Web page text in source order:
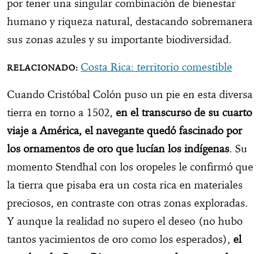
por tener una singular combinación de bienestar
humano y riqueza natural, destacando sobremanera
sus zonas azules y su importante biodiversidad.
Costa Rica: territorio comestible
Cuando Cristóbal Colón puso un pie en esta diversa
tierra en torno a 1502, en el transcurso de su cuarto
viaje a América, el navegante quedó fascinado por
los ornamentos de oro que lucían los indígenas. Su
momento Stendhal con los oropeles le confirmó que
la tierra que pisaba era un costa rica en materiales
preciosos, en contraste con otras zonas exploradas.
Y aunque la realidad no supero el deseo (no hubo
tantos yacimientos de oro como los esperados), el